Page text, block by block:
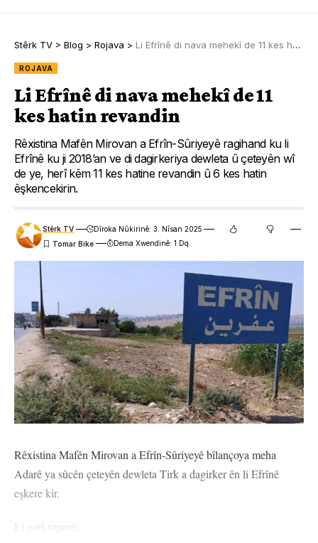
Stêrk TV > Blog > Rojava > Li Efrînê di nava mehekî de 11 kes hatin revandin
ROJAVA
Li Efrînê di nava mehekî de 11
kes hatin revandin
Rêxistina Mafên Mirovan a Efrîn-Sûriyeyê ragihand ku li
Efrînê ku ji 2018’an ve di dagirkeriya dewleta û çeteyên wî
de ye, herî kêm 11 kes hatine revandin û 6 kes hatin
êşkencekirin.
Stêrk TV
Dîroka Nûkirinê: 3. Nîsan 2025
Dema Xwendinê: 1 Dq.
Rêxistina Mafên Mirovan a Efrîn-Sûriyeyê bîlançoya meha
Adarê ya sûcên çeteyên dewleta Tirk a dagirker ên li Efrînê
eşkere kir.
Li gorî raporê;